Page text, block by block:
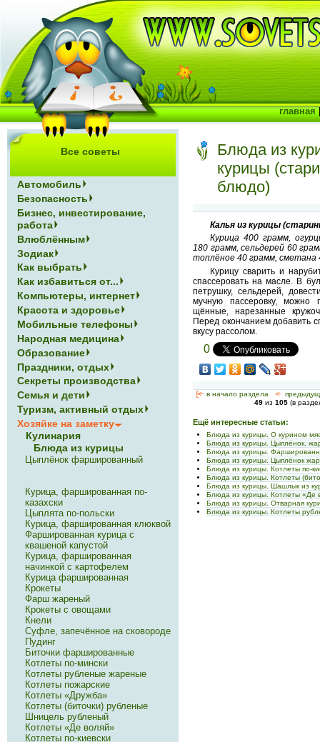
Блюда из
курицы
блюдо)
Калья из курицы
Курица 400 грамм,
180 грамм, сельдерей 60
топлёное 40 грамм, сметана
Курицу сварить и
спассеровать на масле. В
петрушку, сельдерей,
мучную пассеровку, можно
щённые, нарезанные
Перед окончанием добавить
вкусу рассолом.
0
[<— в начало раздела <-
49из 105(в
Ещё интересные статьи:
Блюда из курицы. О курином
Блюда из курицы. Цыплёнок,
Блюда из курицы.
Блюда из курицы. Цыплёнок
Блюда из курицы. Котлеты по-
Блюда из курицы. Котлеты
Блюда из курицы. Шашлык из
Блюда из курицы. Котлеты «Де
Блюда из курицы. Отварная
Блюда из курицы. Котлеты
Все советы
Автомобиль
Безопасность
Бизнес, инвестирование,
работа
Влюблённым
Зодиак
Как выбрать
Как избавиться от...
Компьютеры, интернет
Красота и здоровье
Мобильные телефоны
Народная медицина
Образование
Праздники, отдых
Секреты производства
Семья и дети
Туризм, активный отдых
Хозяйке на заметку
Кулинария
Блюда из курицы
Цыплёнок фаршированный
Курица, фаршированная по-
казахски
Цыплята по-польски
Курица, фаршированная клюквой
Фаршированная курица с
квашеной капустой
Курица, фаршированная
начинкой с картофелем
Курица фаршированная
Крокеты
Фарш жареный
Крокеты с овощами
Кнели
Суфле, запечённое на сковороде
Пудинг
Биточки фаршированные
Котлеты по-мински
Котлеты рубленые жареные
Котлеты пожарские
Котлеты «Дружба»
Котлеты (биточки) рубленые
Шницель рубленый
Котлеты «Де воляй»
Котлеты по-киевски
главная